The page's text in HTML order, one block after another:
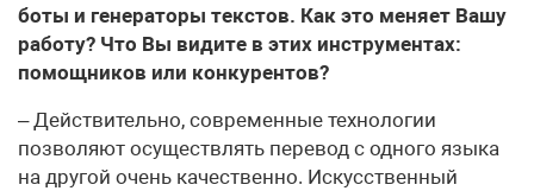
боты и генераторы текстов. Как это меняет Вашу
работу? Что Вы видите в этих инструментах:
помощников или конкурентов?
– Действительно, современные технологии
позволяют осуществлять перевод с одного языка
на другой очень качественно. Искусственный